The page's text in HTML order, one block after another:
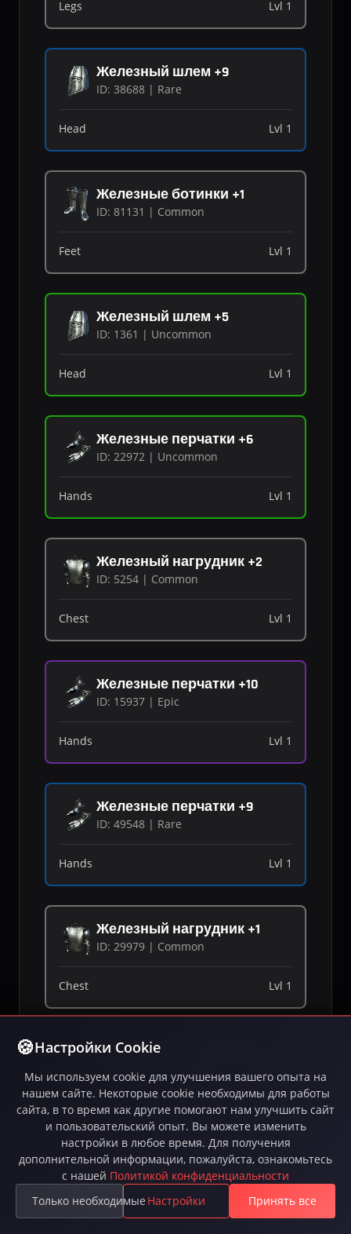
Legs Lvl 1
Железный шлем +9
ID: 38688 | Rare
Head Lvl 1
Железные ботинки +1
ID: 81131 | Common
Feet Lvl 1
Железный шлем +5
ID: 1361 | Uncommon
Head Lvl 1
Железные перчатки +6
ID: 22972 | Uncommon
Hands Lvl 1
Железный нагрудник +2
ID: 5254 | Common
Chest Lvl 1
Железные перчатки +10
ID: 15937 | Epic
Hands Lvl 1
Железные перчатки +9
ID: 49548 | Rare
Hands Lvl 1
Железный нагрудник +1
ID: 29979 | Common
Chest Lvl 1
Железные перчатки +5
Hands Lvl 1
Железный шлем +6
ID: 87114 | Uncommon
Настройки Cookie
Мы используем cookie для улучшения вашего опыта на
нашем сайте. Некоторые cookie необходимы для работы
сайта, в то время как другие помогают нам улучшить сайт
и пользовательский опыт. Вы можете изменить
настройки в любое время. Для получения
дополнительной информации, пожалуйста, ознакомьтесь
с нашей Политикой конфиденциальности
Только необходимые Настройки Принять все